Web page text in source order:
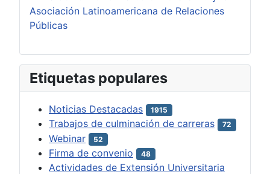
Asociación Latinoamericana de Relaciones
Públicas
Etiquetas populares
Noticias Destacadas 1915
Trabajos de culminación de carreras 72
Webinar 52
Firma de convenio 48
Actividades de Extensión Universitaria